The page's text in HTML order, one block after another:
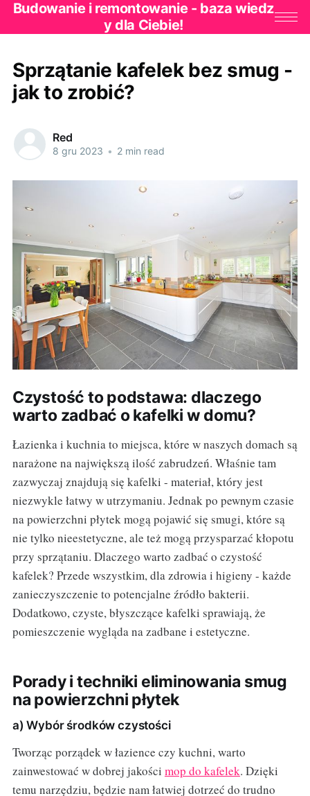
Budowanie i remontowanie - baza wiedz
y dla Ciebie!
Sprzątanie kafelek bez smug -
jak to zrobić?
Red
8 gru 2023 • 2 min read
Czystość to podstawa: dlaczego
warto zadbać o kafelki w domu?
Łazienka i kuchnia to miejsca, które w naszych domach są
narażone na największą ilość zabrudzeń. Właśnie tam
zazwyczaj znajdują się kafelki - materiał, który jest
niezwykle łatwy w utrzymaniu. Jednak po pewnym czasie
na powierzchni płytek mogą pojawić się smugi, które są
nie tylko nieestetyczne, ale też mogą przysparzać kłopotu
przy sprzątaniu. Dlaczego warto zadbać o czystość
kafelek? Przede wszystkim, dla zdrowia i higieny - każde
zanieczyszczenie to potencjalne źródło bakterii.
Dodatkowo, czyste, błyszczące kafelki sprawiają, że
pomieszczenie wygląda na zadbane i estetyczne.
Porady i techniki eliminowania smug
na powierzchni płytek
a) Wybór środków czystości
Tworząc porządek w łazience czy kuchni, warto
zainwestować w dobrej jakości mop do kafelek. Dzięki
temu narzędziu, będzie nam łatwiej dotrzeć do trudno